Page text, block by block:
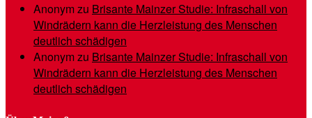
Anonymzu Brisante Mainzer Studie: Infraschall von
Windrädern kann die Herzleistung des Menschen
deutlich schädigen
Anonymzu Brisante Mainzer Studie: Infraschall von
Windrädern kann die Herzleistung des Menschen
deutlich schädigen